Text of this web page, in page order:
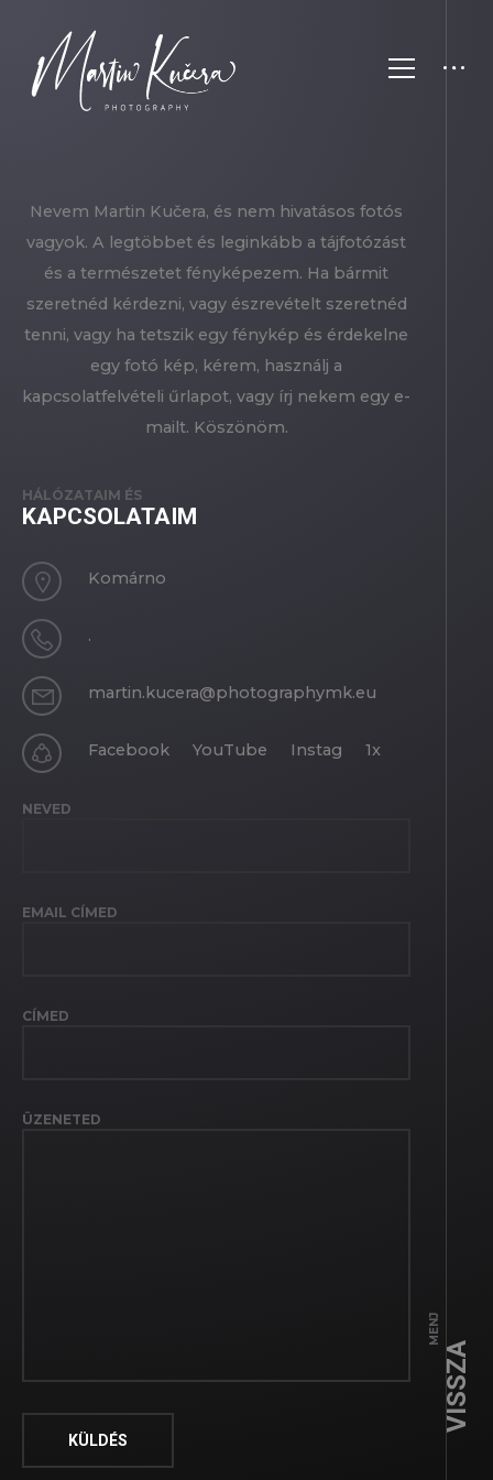
MENJ
VISSZA
Nevem Martin Kučera, és nem hivatásos fotós
vagyok. A legtöbbet és leginkább a tájfotózást
és a természetet fényképezem. Ha bármit
szeretnéd kérdezni, vagy észrevételt szeretnéd
tenni, vagy ha tetszik egy fénykép és érdekelne
egy fotó kép, kérem, használj a
kapcsolatfelvételi űrlapot, vagy írj nekem egy e-
mailt. Köszönöm.
HÁLÓZATAIM ÉS
KAPCSOLATAIM
Komárno
.
martin.kucera@photographymk.eu
Facebook YouTube Instag 1x
NEVED
EMAIL CÍMED
CÍMED
ÜZENETED